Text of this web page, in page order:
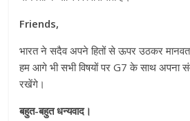
Friends,
भारत ने सदैव अपने हितों से ऊपर उठकर
हम आगे भी सभी विषयों पर G7 के साथ अपना
रखेंगे।
बहुत-बहुत धन्यवाद।